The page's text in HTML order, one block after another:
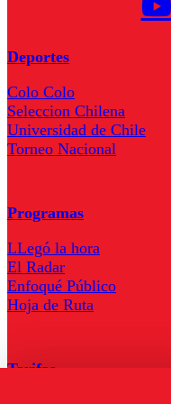
Deportes
Colo Colo
Seleccion Chilena
Universidad de Chile
Torneo Nacional
Programas
LLegó la hora
El Radar
Enfoqué Público
Hoja de Ruta
Tarifas